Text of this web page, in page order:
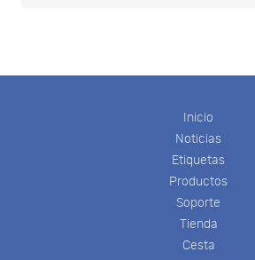
Inicio
Noticias
Etiquetas
Productos
Soporte
Tienda
Cesta